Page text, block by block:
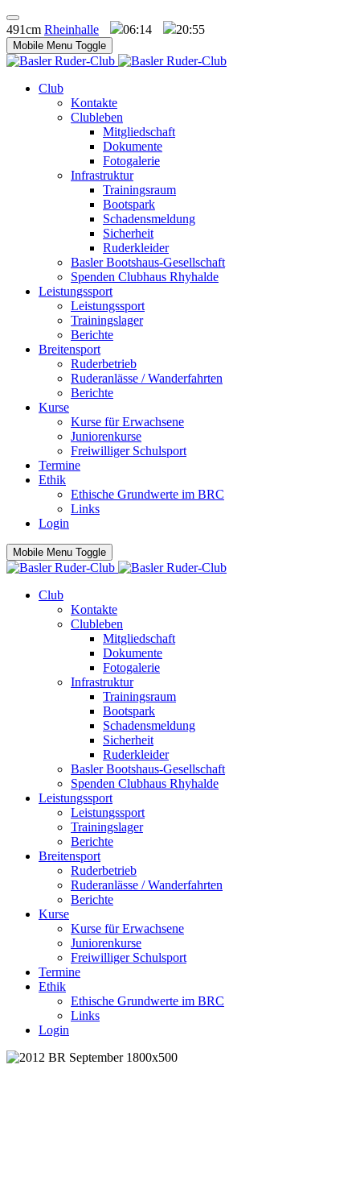
491cm Rheinhalle 06:14 20:55
Mobile Menu Toggle
Club
Kontakte
Clubleben
Mitgliedschaft
Dokumente
Fotogalerie
Infrastruktur
Trainingsraum
Bootspark
Schadensmeldung
Sicherheit
Ruderkleider
Basler Bootshaus-Gesellschaft
Spenden Clubhaus Rhyhalde
Leistungssport
Leistungssport
Trainingslager
Berichte
Breitensport
Ruderbetrieb
Ruderanlässe / Wanderfahrten
Berichte
Kurse
Kurse für Erwachsene
Juniorenkurse
Freiwilliger Schulsport
Termine
Ethik
Ethische Grundwerte im BRC
Links
Login
Mobile Menu Toggle
Club
Kontakte
Clubleben
Mitgliedschaft
Dokumente
Fotogalerie
Infrastruktur
Trainingsraum
Bootspark
Schadensmeldung
Sicherheit
Ruderkleider
Basler Bootshaus-Gesellschaft
Spenden Clubhaus Rhyhalde
Leistungssport
Leistungssport
Trainingslager
Berichte
Breitensport
Ruderbetrieb
Ruderanlässe / Wanderfahrten
Berichte
Kurse
Kurse für Erwachsene
Juniorenkurse
Freiwilliger Schulsport
Termine
Ethik
Ethische Grundwerte im BRC
Links
Login